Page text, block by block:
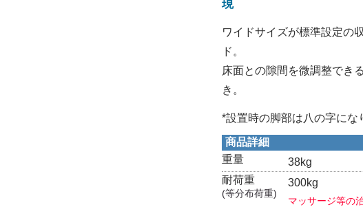
現
ワイドサイズが標準設定の
ド。
床面との隙間を微調整でき
き。
*設置時の脚部は八の字に
商品詳細
重量
38kg
耐荷重
(等分布荷重)
300kg
マッサージ等の